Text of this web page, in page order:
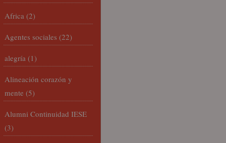
Africa (2)
Agentes sociales (22)
alegría (1)
Alineación corazón y
mente (5)
Alumni Continuidad IESE
(3)